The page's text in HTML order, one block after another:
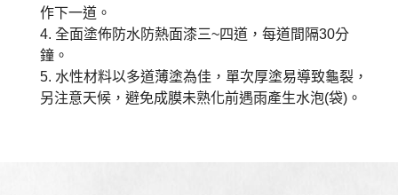
作下一道。
4. 全面塗佈防水防熱面漆三~四道，每道間隔30分
鐘。
5. 水性材料以多道薄塗為佳，單次厚塗易導致龜裂，
另注意天候，避免成膜未熟化前遇雨產生水泡(袋)。